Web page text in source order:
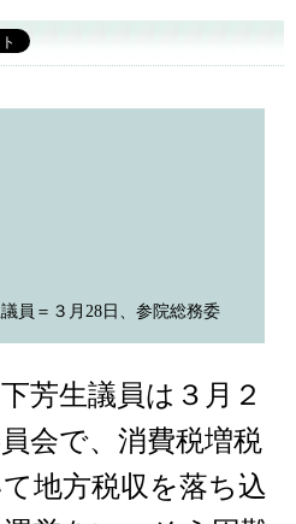
員＝３月28日、参院総務委
芳生議員は３月２
会で、消費税増税
地方税収を落ち込